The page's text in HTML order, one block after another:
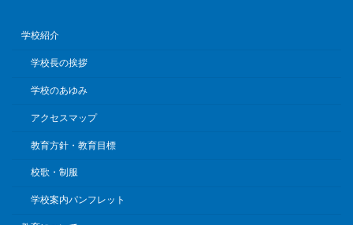
学校紹介
学校長の挨拶
学校のあゆみ
アクセスマップ
教育方針・教育目標
校歌・制服
学校案内パンフレット